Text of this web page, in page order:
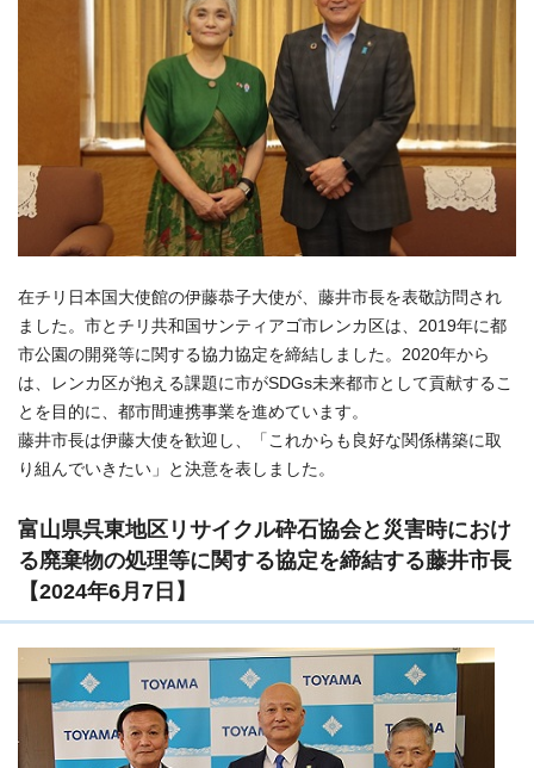
在チリ日本国大使館の伊藤恭子大使が、藤井市長を表敬訪問され
ました。市とチリ共和国サンティアゴ市レンカ区は、2019年に都
市公園の開発等に関する協力協定を締結しました。2020年から
は、レンカ区が抱える課題に市がSDGs未来都市として貢献するこ
とを目的に、都市間連携事業を進めています。
藤井市長は伊藤大使を歓迎し、「これからも良好な関係構築に取
り組んでいきたい」と決意を表しました。
富山県呉東地区リサイクル砕石協会と災害時におけ
る廃棄物の処理等に関する協定を締結する藤井市長
【2024年6月7日】